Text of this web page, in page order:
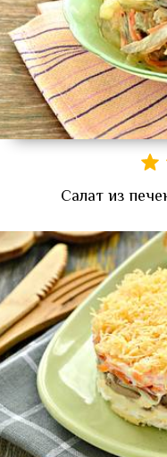
Салат из